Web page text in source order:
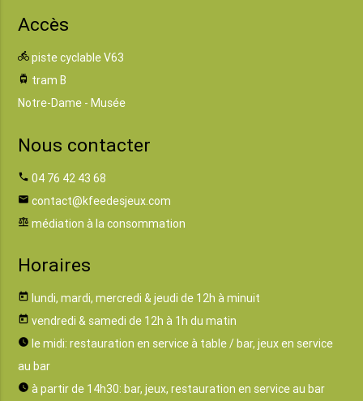
Accès
directions_bike piste cyclable V63
tram tram B
Notre-Dame - Musée
Nous contacter
phone 04 76 42 43 68
email contact@kfeedesjeux.com
balance médiation à la consommation
Horaires
today lundi, mardi, mercredi & jeudi de 12h à minuit
today vendredi & samedi de 12h à 1h du matin
watch_later le midi: restauration en service à table / bar, jeux en service
au bar
watch_later à partir de 14h30: bar, jeux, restauration en service au bar